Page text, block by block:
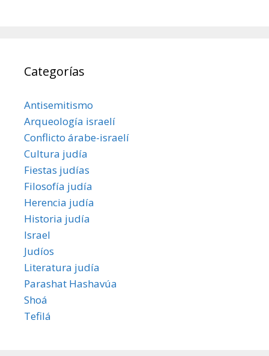
Categorías
Antisemitismo
Arqueología israelí
Conflicto árabe-israelí
Cultura judía
Fiestas judías
Filosofía judía
Herencia judía
Historia judía
Israel
Judíos
Literatura judía
Parashat Hashavúa
Shoá
Tefilá